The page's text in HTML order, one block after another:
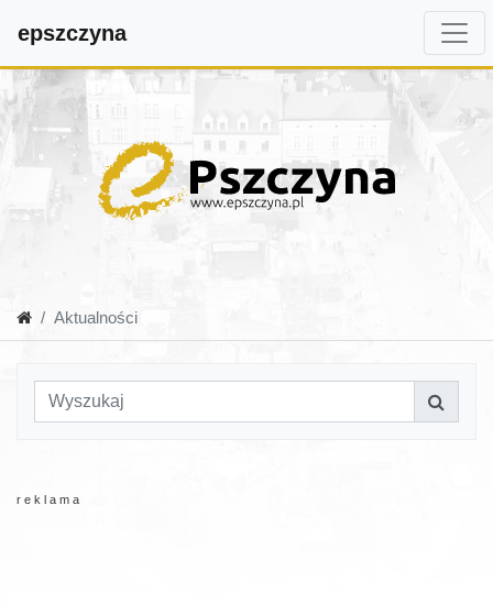
epszczyna
Aktualności
r e k l a m a